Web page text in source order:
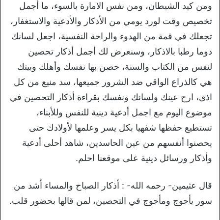
ومن كيد الشيطان، ومن نفس الامارة بالسوء، ما أجمل
تخصيص وقت لورد يومي من الأذكار والأدعية والاستغفار،
تجعلك في قمة من الهدوء والراحة النفسية، اجعل لسانك
دوما رطبا بالاذكار، وسنعرض لك أجمل أذكار تحصين
لنفس من الكتاب والسنة، حصن بها نفسك وأهلك وبيتك
هي كالذراع الواقي ضد الشرور جميعها، سد منيع من كل
اذى، ارح عينك ولسانك ونفسك بقراءة أذكار التحصين في
موضوع اليوم مع اجمل أدعية دينية للنفس وللأبناء،
تستطيع حفظها شفهيا بكل يسر وعلمها لأولادك حتى
يحصنوا أنفسهم من عين الحاسدين، شاهد أحلى أدعية
وأذكار ورسائل دينية على موقعنا احلم.
قال ﻋﺜﻴﻤﻴﻦ- ﺭﺣﻤﻪ ﺍﻟﻠﻪ- : ﺃﺫﻛﺎﺭ ﺍﻟﺼﺒﺎﺡ ﻭﺍﻟﻤﺴﺎﺀ ﺃﺷﺪ ﻣﻦ
ﺳﻮﺭ ﻳﺄﺟﻮﺝ ﻭﻣﺄﺟﻮﺝ ﻓﻲ ﺍﻟﺘﺤﺼﻴﻦ، ﻟﻤﻦ ﻗﺎﻟﻬﺎ ﺑﺤﻀﻮﺭ ﻗﻠﺐ.